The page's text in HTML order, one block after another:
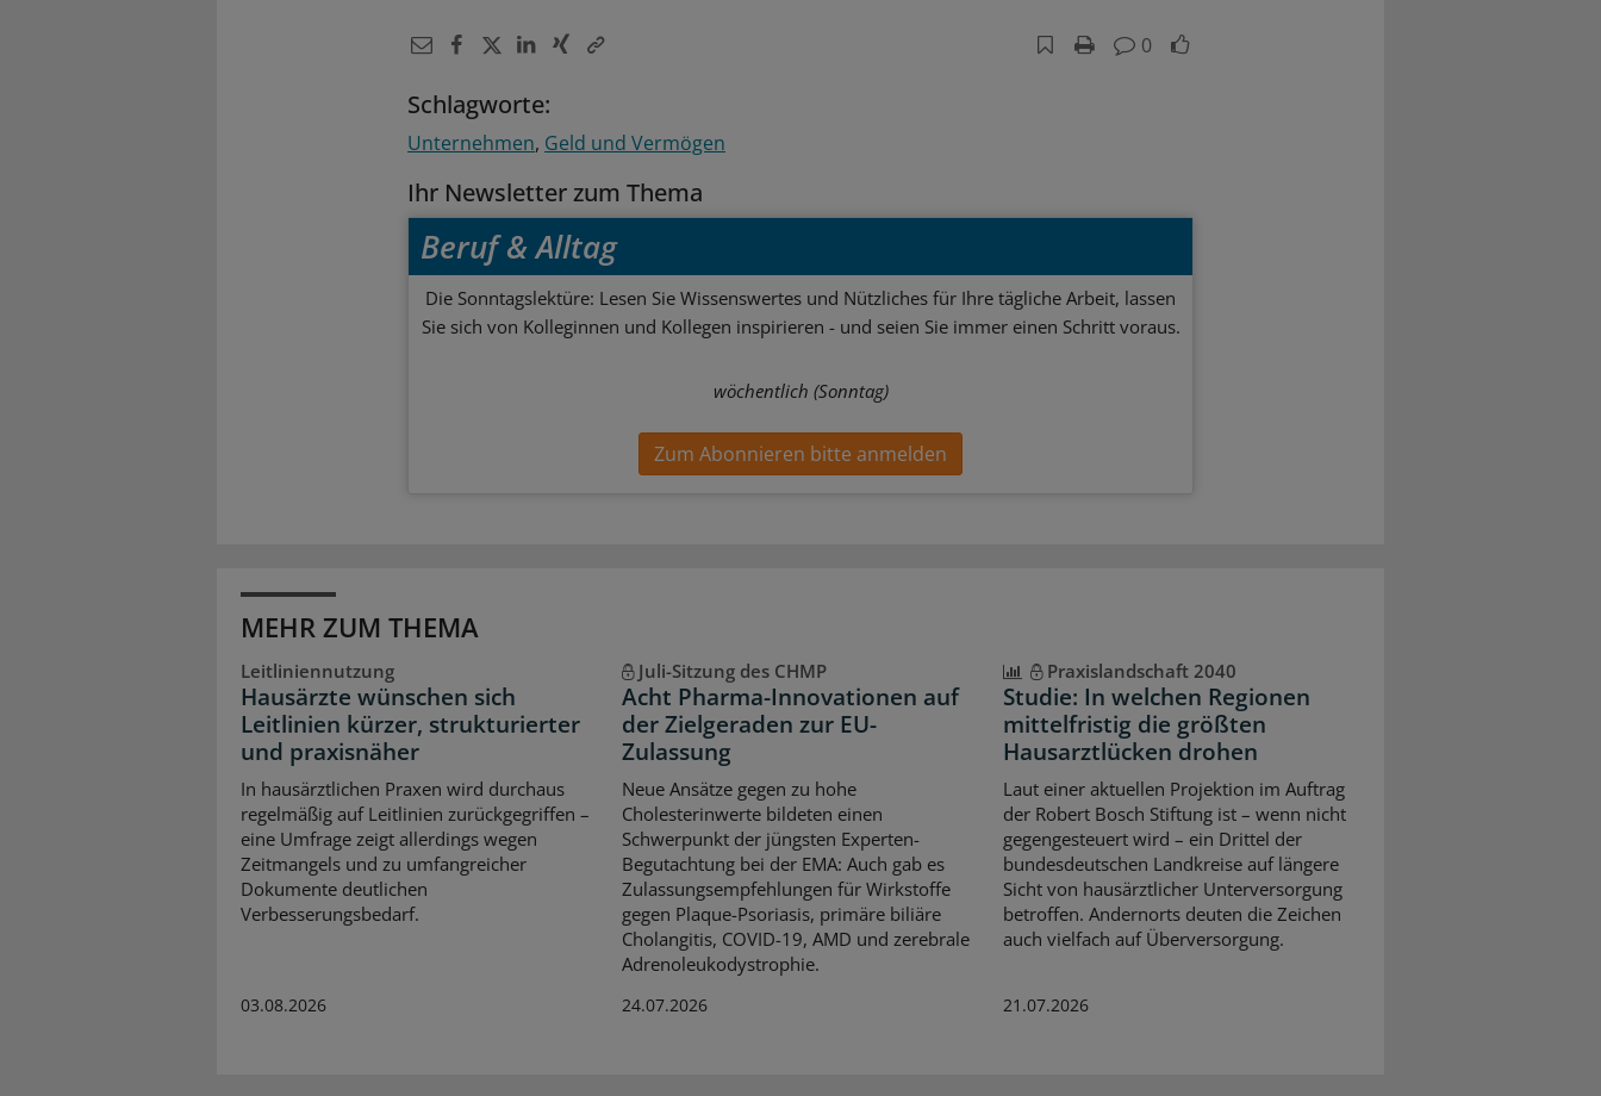
0
Schlagworte:
Unternehmen Geld und Vermögen
Ihr Newsletter zum Thema
Beruf & Alltag
Die Sonntagslektüre: Lesen Sie Wissenswertes und Nützliches für Ihre tägliche Arbeit, lassen
Sie sich von Kolleginnen und Kollegen inspirieren - und seien Sie immer einen Schritt voraus.
wöchentlich (Sonntag)
Zum Abonnieren bitte anmelden
MEHR ZUM THEMA
Leitliniennutzung
Hausärzte wünschen sich
Leitlinien kürzer, strukturierter
und praxisnäher
In hausärztlichen Praxen wird durchaus
regelmäßig auf Leitlinien zurückgegriffen –
eine Umfrage zeigt allerdings wegen
Zeitmangels und zu umfangreicher
Dokumente deutlichen
Verbesserungsbedarf.
03.08.2026
Juli-Sitzung des CHMP
Acht Pharma-Innovationen auf
der Zielgeraden zur EU-
Zulassung
Neue Ansätze gegen zu hohe
Cholesterinwerte bildeten einen
Schwerpunkt der jüngsten Experten-
Begutachtung bei der EMA: Auch gab es
Zulassungsempfehlungen für Wirkstoffe
gegen Plaque-Psoriasis, primäre biliäre
Cholangitis, COVID-19, AMD und zerebrale
Adrenoleukodystrophie.
24.07.2026
Praxislandschaft 2040
Studie: In welchen Regionen
mittelfristig die größten
Hausarztlücken drohen
Laut einer aktuellen Projektion im Auftrag
der Robert Bosch Stiftung ist – wenn nicht
gegengesteuert wird – ein Drittel der
bundesdeutschen Landkreise auf längere
Sicht von hausärztlicher Unterversorgung
betroffen. Andernorts deuten die Zeichen
auch vielfach auf Überversorgung.
21.07.2026